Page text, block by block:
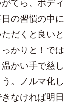
てら、ボディ
の習慣の中に
だくと良いと
かりと！では
かい手で慈し
。ノルマ化し
なければ明日